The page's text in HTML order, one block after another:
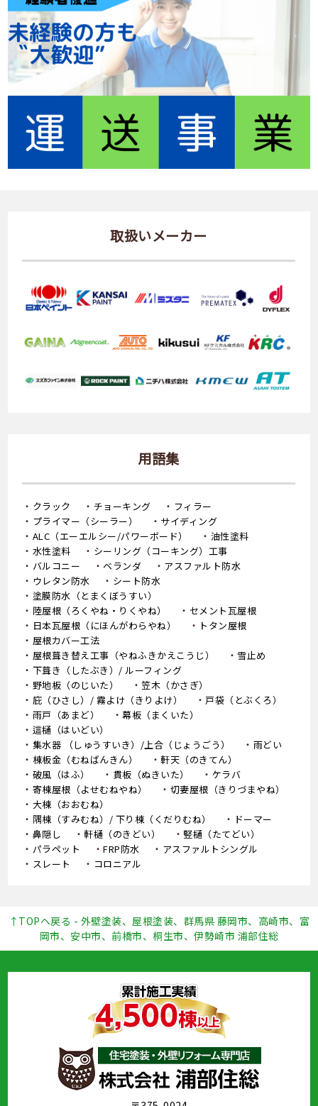
取扱いメーカー
用語集
クラック チョーキング
フィラー
プライマー（シーラー）
サイディング
ALC（エーエルシー/パワーボード）
油性塗料
水性塗料
シーリング（コーキング）工事
バルコニー
ベランダ
アスファルト防水
ウレタン防水
シート防水
塗膜防水（とまくぼうすい）
陸屋根（ろくやね・りくやね）
セメント瓦屋根
日本瓦屋根（にほんがわらやね）
トタン屋根
屋根カバー工法
屋根葺き替え工事（やねふきかえこうじ）
雪止め
下葺き（したぶき）/ ルーフィング
野地板（のじいた）
笠木（かさぎ）
庇（ひさし）/ 霧よけ（きりよけ）
戸袋（とぶくろ）
雨戸（あまど）
幕板（まくいた）
這樋（はいどい）
集水器 （しゅうすいき）/上合（じょうごう）
雨どい
棟板金（むねばんきん）
軒天（のきてん）
破風（はふ）
貫板（ぬきいた）
ケラバ
寄棟屋根（よせむねやね）
切妻屋根（きりづまやね）
大棟（おおむね）
隅棟（すみむね）/ 下り棟（くだりむね）
ドーマー
鼻隠し
軒樋（のきどい）
竪樋（たてどい）
パラペット
FRP防水
アスファルトシングル
スレート
コロニアル
↑TOPへ戻る - 外壁塗装、屋根塗装、群馬県 藤岡市、高崎市、富
岡市、安中市、前橋市、桐生市、伊勢崎市 浦部住総